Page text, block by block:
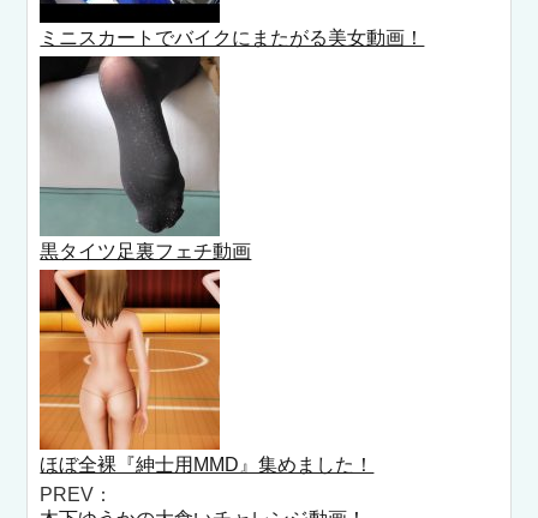
ミニスカートでバイクにまたがる美女動画！
黒タイツ足裏フェチ動画
ほぼ全裸『紳士用MMD』集めました！
PREV：